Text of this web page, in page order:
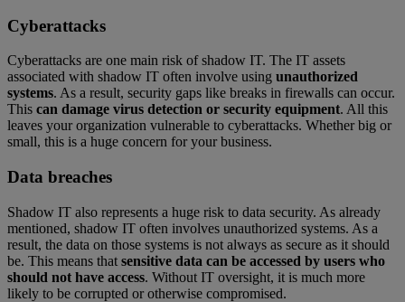
Cyberattacks
Cyberattacks are one main risk of shadow IT. The IT assets
associated with shadow IT often involve using unauthorized
systems. As a result, security gaps like breaks in firewalls can occur.
This can damage virus detection or security equipment. All this
leaves your organization vulnerable to cyberattacks. Whether big or
small, this is a huge concern for your business.
Data breaches
Shadow IT also represents a huge risk to data security. As already
mentioned, shadow IT often involves unauthorized systems. As a
result, the data on those systems is not always as secure as it should
be. This means that sensitive data can be accessed by users who
should not have access. Without IT oversight, it is much more
likely to be corrupted or otherwise compromised.